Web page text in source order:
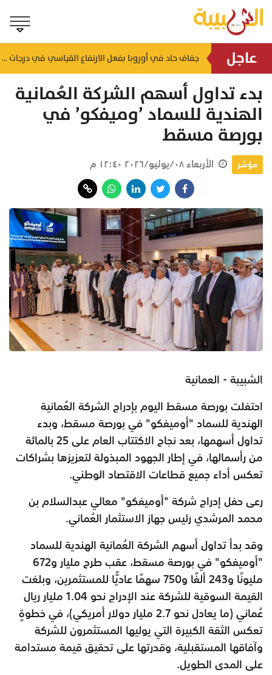
عاجل النفط عند أعلى مستوى في 6 أسابيع منذ دقيقتين
بدء تداول أسهم الشركة العُمانية
الهندية للسماد ’وميفكو’ في
بورصة مسقط
مؤشر الأربعاء ٠٨/يوليو/٢٠٢٦ ١٢:٤٠ م
الشبيبة - العمانية
احتفلت بورصة مسقط اليوم بإدراج الشركة العُمانية
الهندية للسماد "أوميفكو" في بورصة مسقط، وبدء
تداول أسهمها، بعد نجاح الاكتتاب العام على 25 بالمائة
من رأسمالها، في إطار الجهود المبذولة لتعزيزها بشراكات
تعكس أداء جميع قطاعات الاقتصاد الوطني.
رعى حفل إدراج شركة "أوميفكو" معالي عبدالسلام بن
محمد المرشدي رئيس جهاز الاستثمار العُماني.
وقد بدأ تداول أسهم الشركة العُمانية الهندية للسماد
"أوميفكو" في بورصة مسقط، عقب طرح مليار و672
مليونًا و243 ألفًا و750 سهمًا عاديًّا للمستثمرين، وبلغت
القيمة السوقية للشركة عند الإدراج نحو 1.04 مليار ريال
عُماني (ما يعادل نحو 2.7 مليار دولار أمريكي)، في خطوةٍ
تعكس الثقة الكبيرة التي يوليها المستثمرون للشركة
وآفاقها المستقبلية، وقدرتها على تحقيق قيمة مستدامة
على المدى الطويل.